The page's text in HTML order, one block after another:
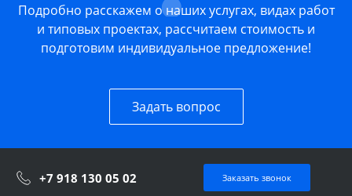
Подробно расскажем о наших услугах, видах работ
и типовых проектах, рассчитаем стоимость и
подготовим индивидуальное предложение!
Задать вопрос
+7 918 130 05 02 Заказать звонок